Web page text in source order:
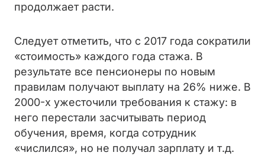
продолжает расти.
Следует отметить, что с 2017 года сократили
«стоимость» каждого года стажа. В
результате все пенсионеры по новым
правилам получают выплату на 26% ниже. В
2000-х ужесточили требования к стажу: в
него перестали засчитывать период
обучения, время, когда сотрудник
«числился», но не получал зарплату и т.д.